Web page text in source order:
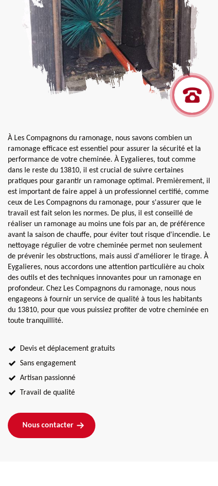
À Les Compagnons du ramonage, nous savons combien un
ramonage efficace est essentiel pour assurer la sécurité et la
performance de votre cheminée. À Eygalieres, tout comme
dans le reste du 13810, il est crucial de suivre certaines
pratiques pour garantir un ramonage optimal. Premièrement, il
est important de faire appel à un professionnel certifié, comme
ceux de Les Compagnons du ramonage, pour s'assurer que le
travail est fait selon les normes. De plus, il est conseillé de
réaliser un ramonage au moins une fois par an, de préférence
avant la saison de chauffe, pour éviter tout risque d'incendie. Le
nettoyage régulier de votre cheminée permet non seulement
de prévenir les obstructions, mais aussi d'améliorer le tirage. À
Eygalieres, nous accordons une attention particulière au choix
des outils et des techniques innovantes pour un ramonage en
profondeur. Chez Les Compagnons du ramonage, nous nous
engageons à fournir un service de qualité à tous les habitants
du 13810, pour que vous puissiez profiter de votre cheminée en
toute tranquillité.
Devis et déplacement gratuits
Sans engagement
Artisan passionné
Travail de qualité
Nous contacter